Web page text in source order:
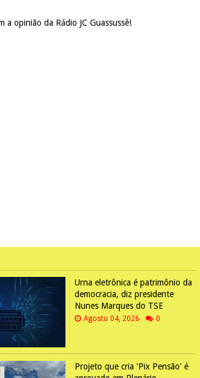
a opinião da Rádio JC Guassussê!
Urna eletrônica é patrimônio da
democracia, diz presidente
Nunes Marques do TSE
Agosto 04, 2026 0
Projeto que cria 'Pix Pensão' é